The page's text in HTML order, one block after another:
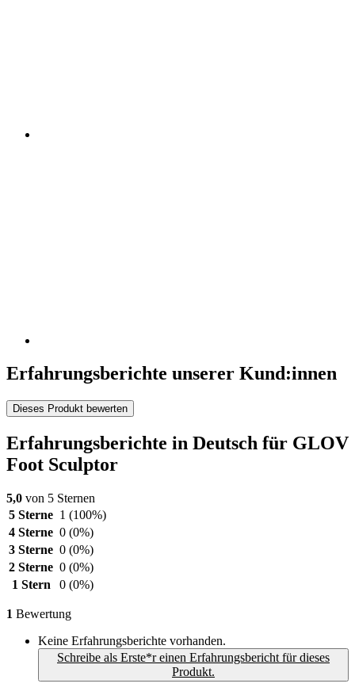
Erfahrungsberichte unserer Kund:innen
Dieses Produkt bewerten
Erfahrungsberichte in Deutsch für GLOV
Foot Sculptor
5,0 von 5 Sternen
5 Sterne 1 (100%)
4 Sterne 0 (0%)
3 Sterne 0 (0%)
2 Sterne 0 (0%)
1 Stern
0 (0%)
1 Bewertung
Keine Erfahrungsberichte vorhanden.
Schreibe als Erste*r einen Erfahrungsbericht für dieses
Produkt.